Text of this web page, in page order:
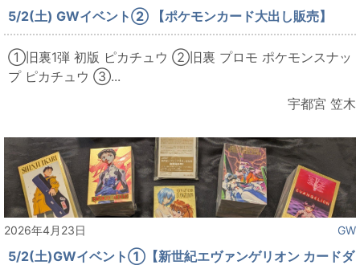
5/2(土) GWイベント② 【ポケモンカード大出し販売】
①旧裏1弾 初版 ピカチュウ ②旧裏 プロモ ポケモンスナッ
プ ピカチュウ ③...
宇都宮 笠木
2026年4月23日 GW
5/2(土)GWイベント①【新世紀エヴァンゲリオン カードダ